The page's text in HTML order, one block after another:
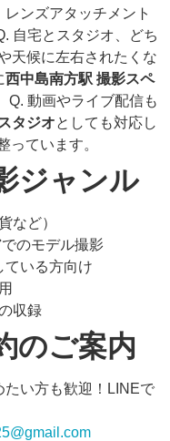
ンズアタッチメント
自宅とスタジオ、どち
天候に左右されたくな
西中島南方駅 撮影スペ
Q. 動画やライブ配信も
タジオとしても対応し
っています。
ジャンル
など）
でのモデル撮影
ている方向け
収録
のご案内
い方も歓迎！LINEで